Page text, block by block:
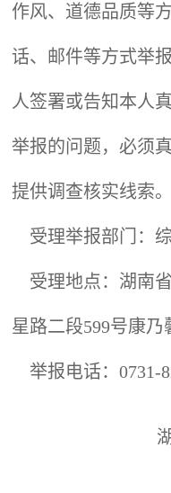
作风、道德品质等
话、邮件等方式举
人签署或告知本人
举报的问题，必须
提供调查核实线索。
受理举报部门：
受理地点：湖南
星路二段599号康乃
举报电话：0731-